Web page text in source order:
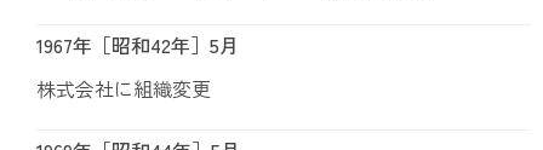
1967年［昭和42年］5月
株式会社に組織変更